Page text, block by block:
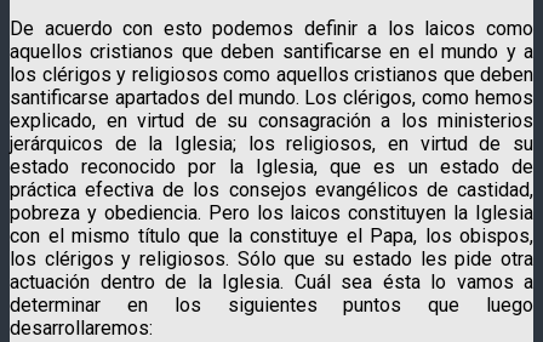
De acuerdo con esto podemos definir a los laicos como
aquellos cristianos que deben santificarse en el mundo y a
los clérigos y religiosos como aquellos cristianos que deben
santificarse apartados del mundo. Los clérigos, como hemos
explicado, en virtud de su consagración a los ministerios
jerárquicos de la Iglesia; los religiosos, en virtud de su
estado reconocido por la Iglesia, que es un estado de
práctica efectiva de los consejos evangélicos de castidad,
pobreza y obediencia. Pero los laicos constituyen la Iglesia
con el mismo título que la constituye el Papa, los obispos,
los clérigos y religiosos. Sólo que su estado les pide otra
actuación dentro de la Iglesia. Cuál sea ésta lo vamos a
determinar en los siguientes puntos que luego
desarrollaremos: